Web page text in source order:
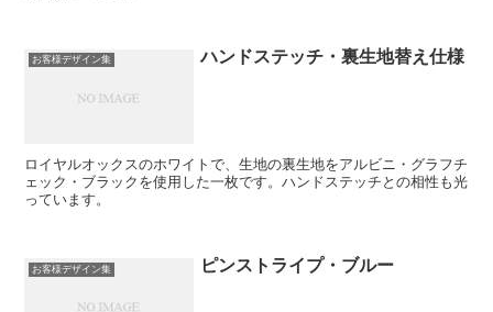
お客様デザイン集 ハンドステッチ・裏生地替え仕様
ロイヤルオックスのホワイトで、生地の裏生地をアルビニ・グラフチ
ェック・ブラックを使用した一枚です。ハンドステッチとの相性も光
っています。
お客様デザイン集 ピンストライプ・ブルー